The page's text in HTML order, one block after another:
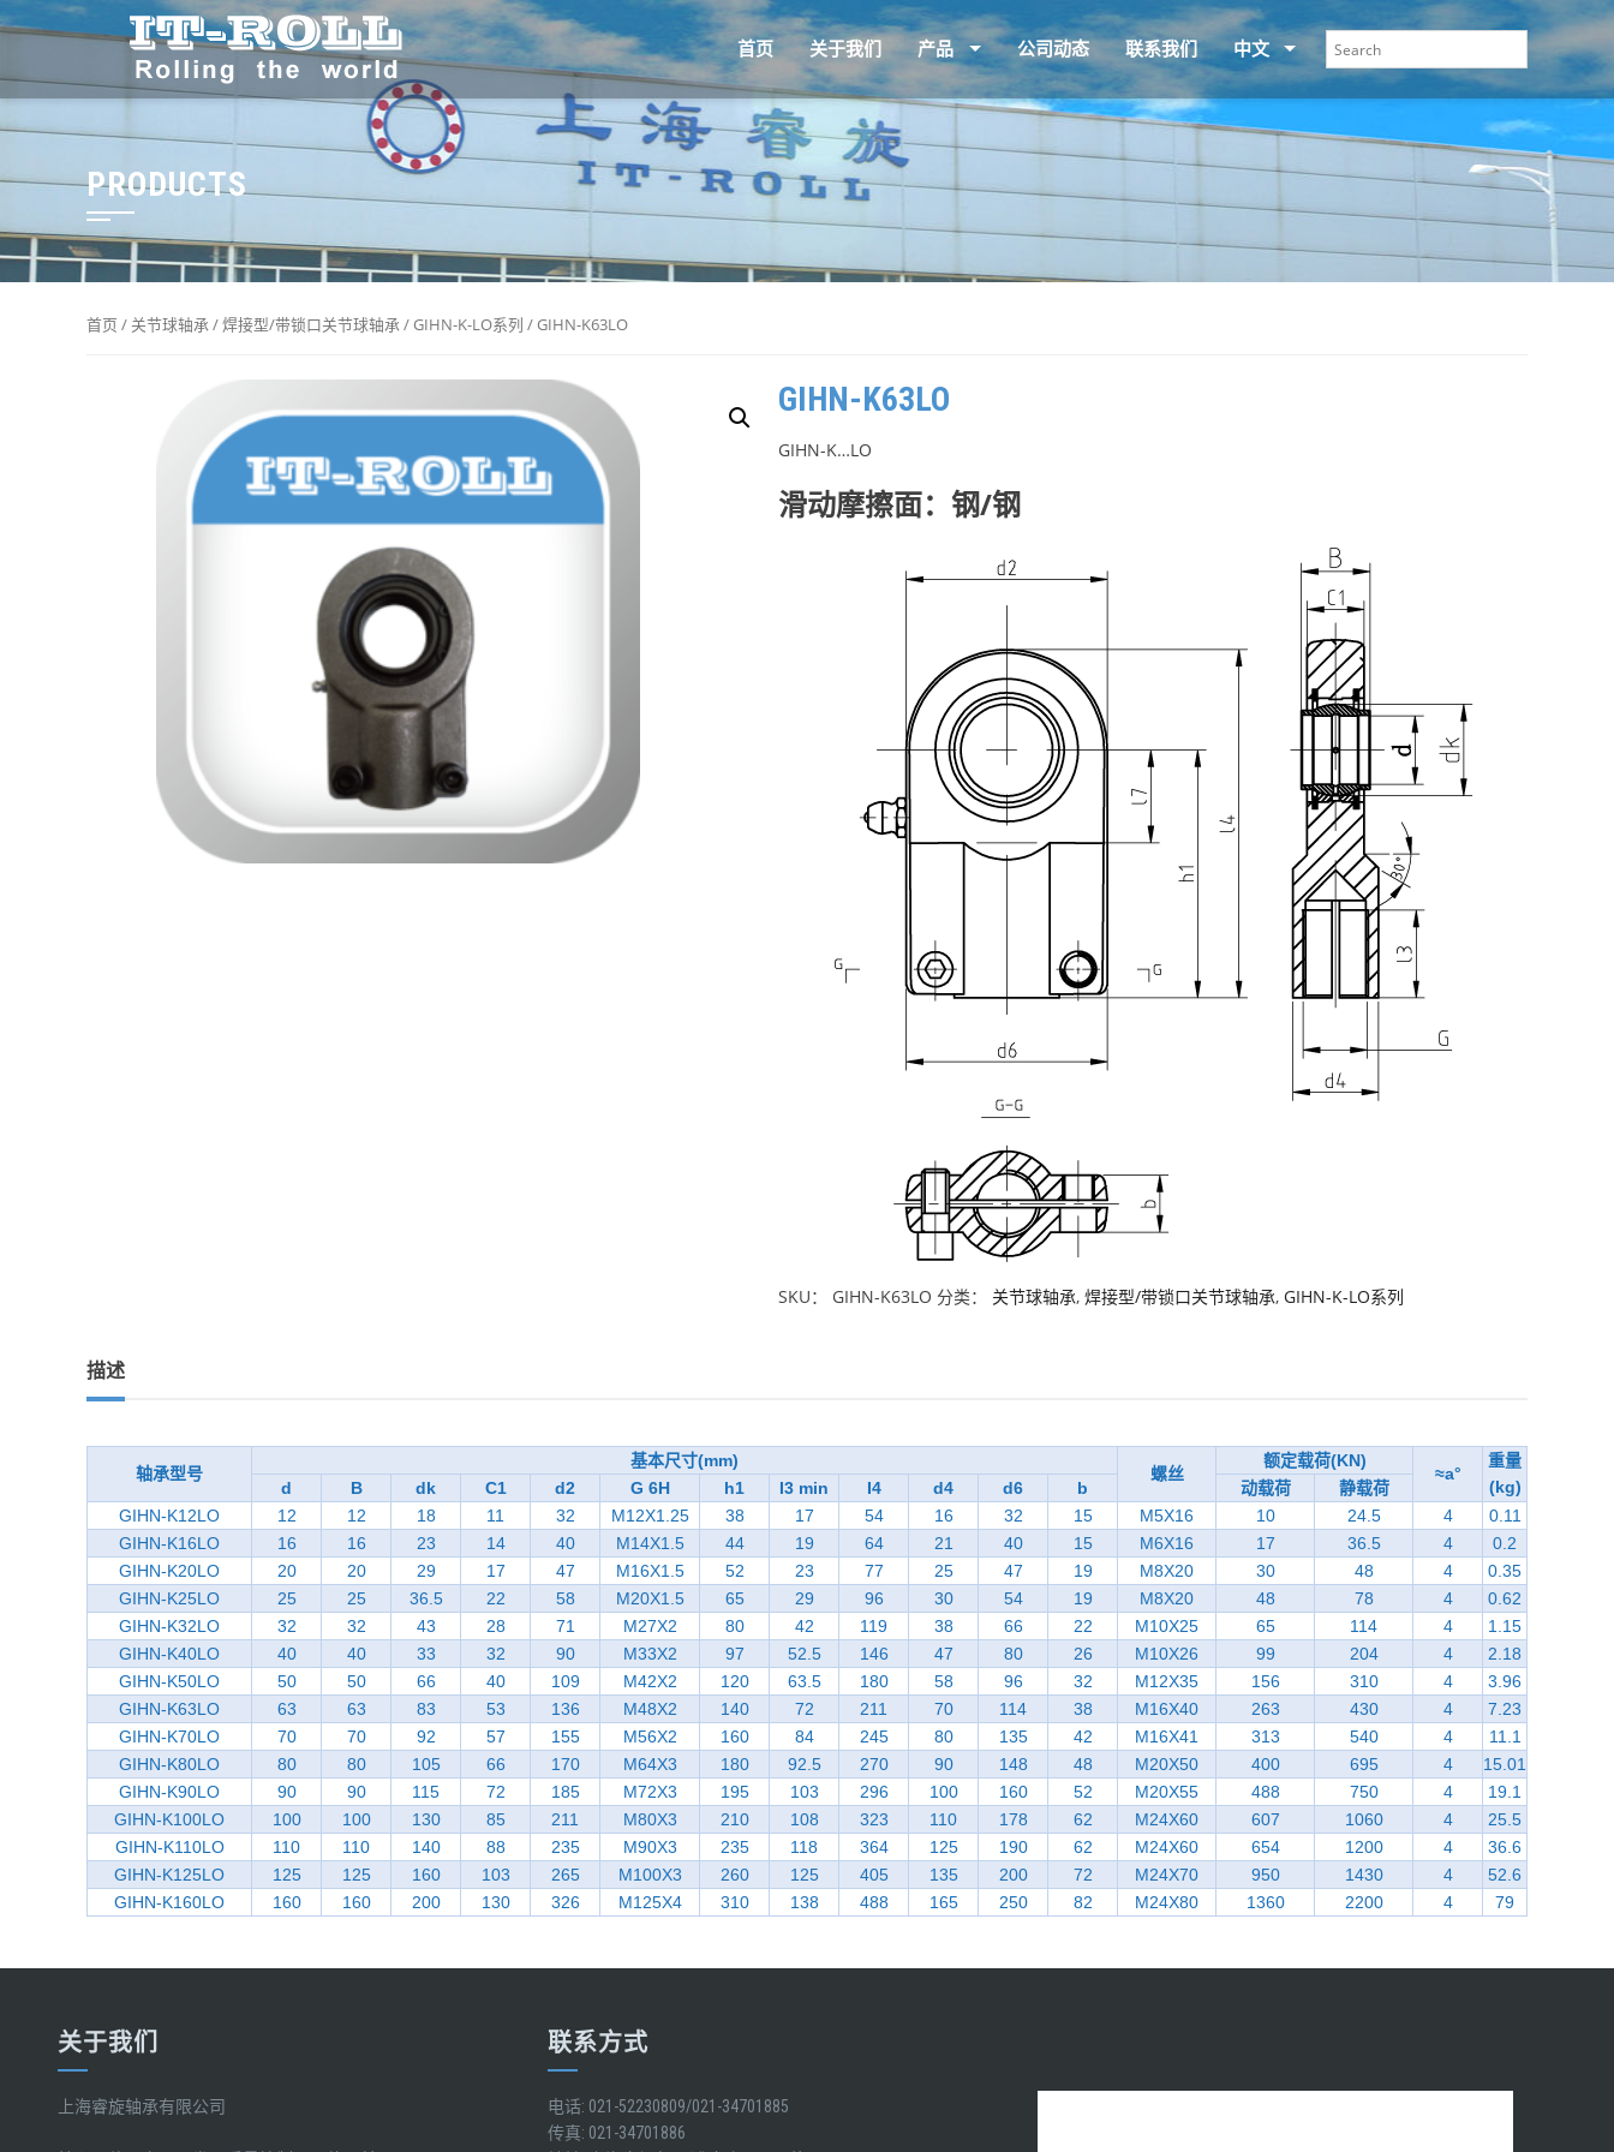
首页 关于我们 产品 公司动态 联系我们 中文
PRODUCTS
首页 / 关节球轴承/焊接型/带锁口关节球轴承/GIHN-K-LO系列 / GIHN-K63LO
GIHN-K63LO
GIHN-K…LO
滑动摩擦面：钢/钢
SKU： GIHN-K63LO 分类： 关节球轴承, 焊接型/带锁口关节球轴承, GIHN-K-LO系列
描述
轴承型号
基本尺寸(mm)
螺丝
额定载荷(KN)
≈a°
重量
(kg)
d B dk C1 d2 G 6H h1 I3 min I4 d4 d6 b 动载荷
静载荷
GIHN-K12LO
12 12 18 11 32 M12X1.25 38 17 54 16 32 15 M5X16 10 24.5 4
0.11
GIHN-K16LO
16 16 23 14 40 M14X1.5 44 19 64 21 40 15 M6X16 17 36.5 4
0.2
GIHN-K20LO
20 20 29 17 47 M16X1.5 52 23 77 25 47 19 M8X20 30 48 4
0.35
GIHN-K25LO
25 25 36.5 22 58 M20X1.5 65 29 96 30 54 19 M8X20 48 78 4
0.62
GIHN-K32LO
32 32 43 28 71 M27X2 80 42 119 38 66 22 M10X25 65 114 4
1.15
GIHN-K40LO
40 40 33 32 90 M33X2 97 52.5 146 47 80 26 M10X26 99 204 4
2.18
GIHN-K50LO
50 50 66 40 109 M42X2 120 63.5 180 58 96 32 M12X35 156 310 4
3.96
GIHN-K63LO
63 63 83 53 136 M48X2 140 72 211 70 114 38 M16X40 263 430 4
7.23
GIHN-K70LO
70 70 92 57 155 M56X2 160 84 245 80 135 42 M16X41 313 540 4
11.1
GIHN-K80LO
80 80 105 66 170 M64X3 180 92.5 270 90 148 48 M20X50 400 695 4
15.01
GIHN-K90LO
90 90 115 72 185 M72X3 195 103 296 100 160 52 M20X55 488 750 4
19.1
GIHN-K100LO
100 100 130 85 211 M80X3 210 108 323 110 178 62 M24X60 607 1060 4
25.5
GIHN-K110LO
110 110 140 88 235 M90X3 235 118 364 125 190 62 M24X60 654 1200 4
36.6
GIHN-K125LO
125 125 160 103 265 M100X3 260 125 405 135 200 72 M24X70 950 1430 4
52.6
GIHN-K160LO
160 160 200 130 326 M125X4 310 138 488 165 250 82 M24X80 1360 2200 4 79
关于我们
上海睿旋轴承有限公司
联系方式
电话: 021-52230809/021-34701885
传真: 021-34701886